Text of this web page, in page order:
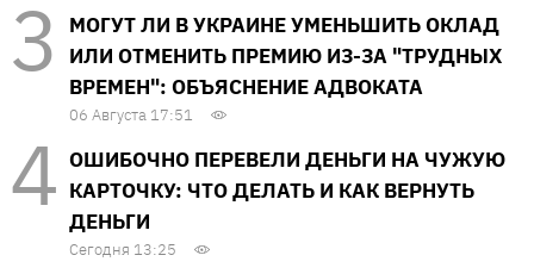
МОГУТ ЛИ В УКРАИНЕ УМЕНЬШИТЬ ОКЛАД
ИЛИ ОТМЕНИТЬ ПРЕМИЮ ИЗ-ЗА "ТРУДНЫХ
ВРЕМЕН": ОБЪЯСНЕНИЕ АДВОКАТА
06 Августа 17:51
ОШИБОЧНО ПЕРЕВЕЛИ ДЕНЬГИ НА ЧУЖУЮ
КАРТОЧКУ: ЧТО ДЕЛАТЬ И КАК ВЕРНУТЬ
ДЕНЬГИ
Сегодня 13:25